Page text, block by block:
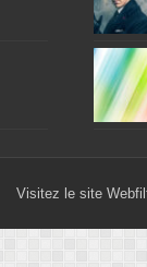
Visitez le site Web